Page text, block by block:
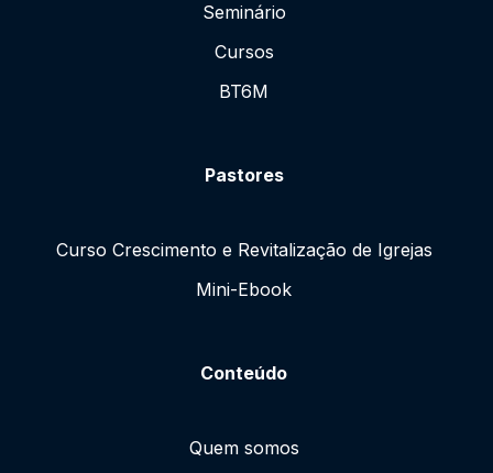
Seminário
Cursos
BT6M
Pastores
Curso Crescimento e Revitalização de Igrejas
Mini-Ebook
Conteúdo
Quem somos